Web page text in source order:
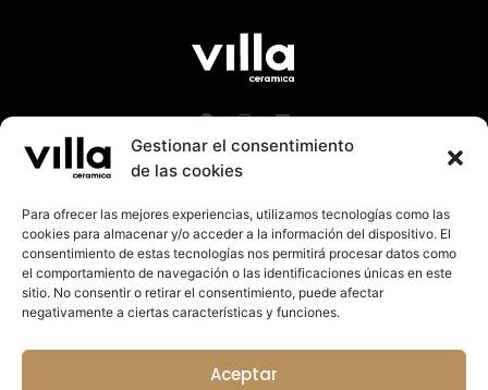
Gestionar el consentimiento
de las cookies
Para ofrecer las mejores experiencias, utilizamos tecnologías como las
cookies para almacenar y/o acceder a la información del dispositivo. El
consentimiento de estas tecnologías nos permitirá procesar datos como
el comportamiento de navegación o las identificaciones únicas en este
sitio. No consentir o retirar el consentimiento, puede afectar
negativamente a ciertas características y funciones.
Aceptar
Villa Cerámica 2023 |Aviso Legal|Política Cookies
|Política de Privacidad
Suport a la promoció exterior de la Comunitat
Valenciana 2023. Import rebut: 27.125,14€